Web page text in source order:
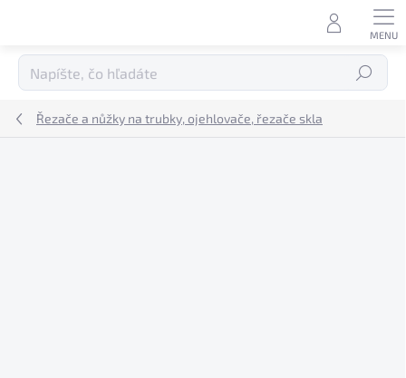
Hľadať
Řezače a nůžky na trubky, ojehlovače, řezače skla